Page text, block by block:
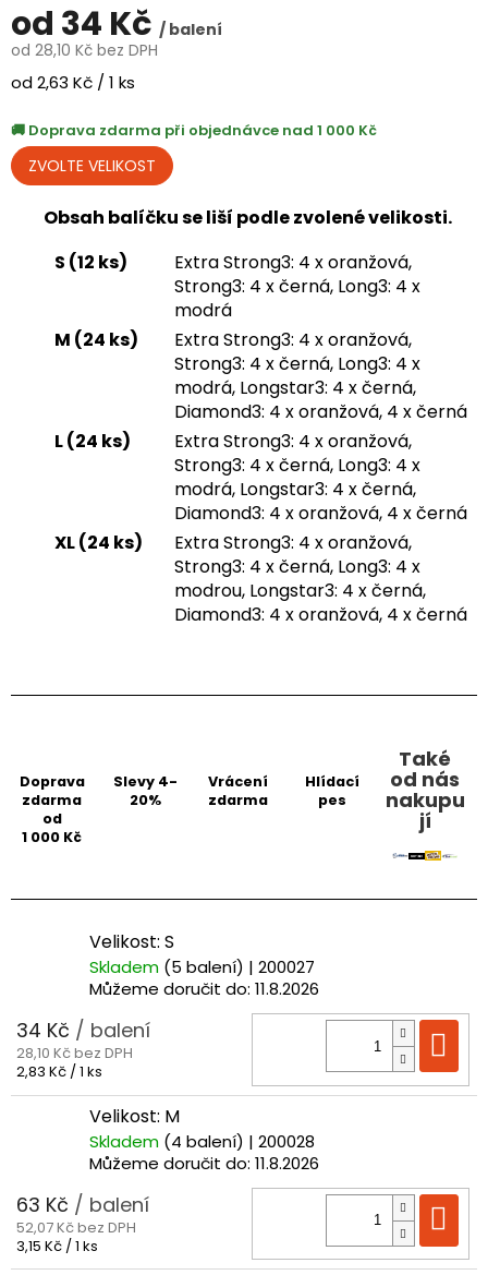
od 34 Kč / balení
od 28,10 Kč bez DPH
Měrná
od 2,63 Kč / 1 ks
Doprava zdarma při objednávce nad 1 000 Kč
Obsah balíčku se liší podle zvolené velikosti.
S (12 ks)
Extra Strong3: 4 x oranžová,
Strong3: 4 x černá, Long3: 4 x
modrá
M (24 ks)
Extra Strong3: 4 x oranžová,
Strong3: 4 x černá, Long3: 4 x
modrá, Longstar3: 4 x černá,
Diamond3: 4 x oranžová, 4 x černá
L (24 ks)
Extra Strong3: 4 x oranžová,
Strong3: 4 x černá, Long3: 4 x
modrá, Longstar3: 4 x černá,
Diamond3: 4 x oranžová, 4 x černá
XL (24 ks)
Extra Strong3: 4 x oranžová,
Strong3: 4 x černá, Long3: 4 x
modrou, Longstar3: 4 x černá,
Diamond3: 4 x oranžová, 4 x černá
Doprava
zdarma
od
1 000 Kč
Slevy 4-
20%
Vrácení
zdarma
Hlídací
pes
Také
od nás
nakupu
jí
Velikost: S
Skladem (5 balení) | 200027
Můžeme doručit do: 11.8.2026
34 Kč / balení
28,10 Kč bez DPH
Měrná
2,83 Kč / 1 ks
Velikost: M
Skladem (4 balení) | 200028
Můžeme doručit do: 11.8.2026
63 Kč / balení
52,07 Kč bez DPH
Měrná
cena:
3,15 Kč / 1 ks